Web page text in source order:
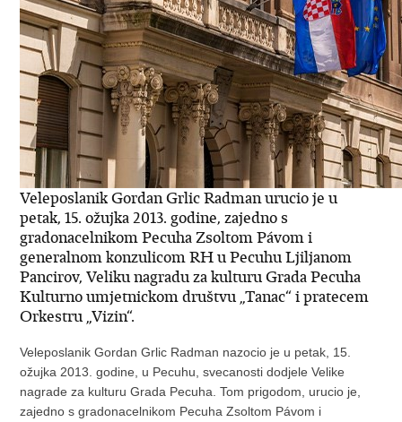
Veleposlanik Gordan Grlic Radman urucio je u
petak, 15. ožujka 2013. godine, zajedno s
gradonacelnikom Pecuha Zsoltom Pávom i
generalnom konzulicom RH u Pecuhu Ljiljanom
Pancirov, Veliku nagradu za kulturu Grada Pecuha
Kulturno umjetnickom društvu „Tanac“ i pratecem
Orkestru „Vizin“.
Veleposlanik Gordan Grlic Radman nazocio je u petak, 15.
ožujka 2013. godine, u Pecuhu, svecanosti dodjele Velike
nagrade za kulturu Grada Pecuha. Tom prigodom, urucio je,
zajedno s gradonacelnikom Pecuha Zsoltom Pávom i